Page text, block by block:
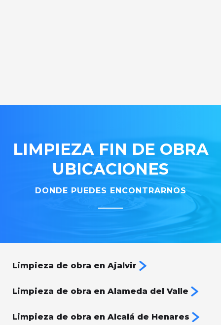
LIMPIEZA FIN DE OBRA
UBICACIONES
DONDE PUEDES ENCONTRARNOS
Limpieza de obra en Ajalvir
Limpieza de obra en Alameda del Valle
Limpieza de obra en Alcalá de Henares